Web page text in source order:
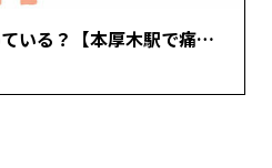
身体の働きはどうなっている？【本厚木駅で痛みの原因を取り除く あかつき整骨院】